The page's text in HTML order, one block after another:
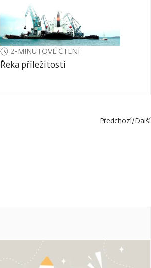
2-MINUTOVÉ ČTENÍ
Řeka příležitostí
Předchozí/Další